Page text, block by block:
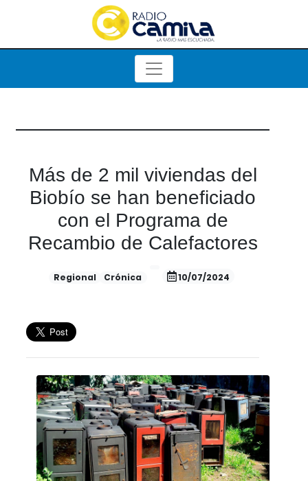
Más de 2 mil viviendas del
Biobío se han beneficiado
con el Programa de
Recambio de Calefactores
Regional Crónica 10/07/2024